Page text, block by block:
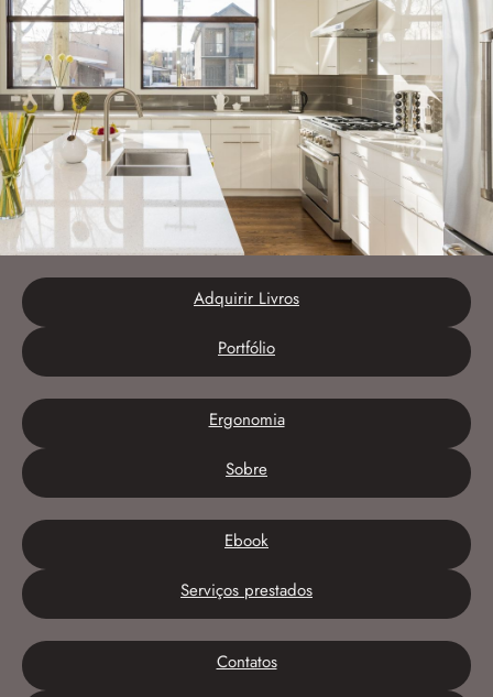
Adquirir Livros
Portfólio
Ergonomia
Sobre
Ebook
Serviços prestados
Contatos